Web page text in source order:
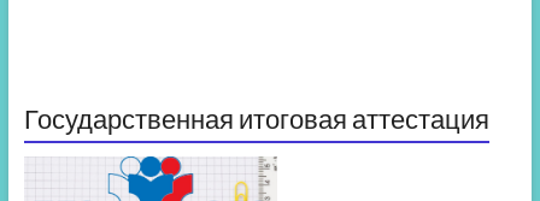
Государственная итоговая аттестация